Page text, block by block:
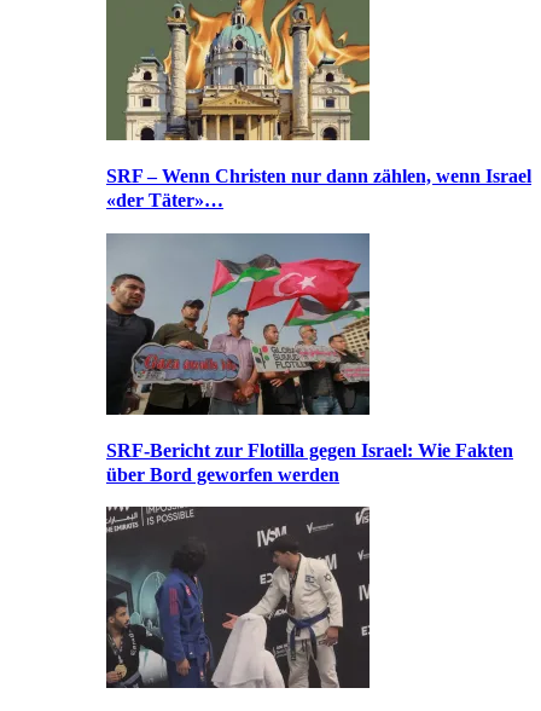
SRF – Wenn Christen nur dann zählen, wenn Israel
«der Täter»…
SRF-Bericht zur Flotilla gegen Israel: Wie Fakten
über Bord geworfen werden